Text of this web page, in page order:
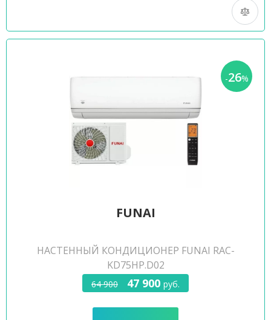
-26%
FUNAI
НАСТЕННЫЙ КОНДИЦИОНЕР FUNAI RAC-
KD75HP.D02
64 900 47 900 руб.